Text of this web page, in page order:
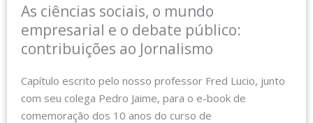
As ciências sociais, o mundo
empresarial e o debate público:
contribuições ao Jornalismo
Capítulo escrito pelo nosso professor Fred Lucio, junto
com seu colega Pedro Jaime, para o e-book de
comemoração dos 10 anos do curso de